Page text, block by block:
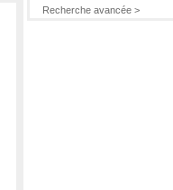
Recherche avancée >